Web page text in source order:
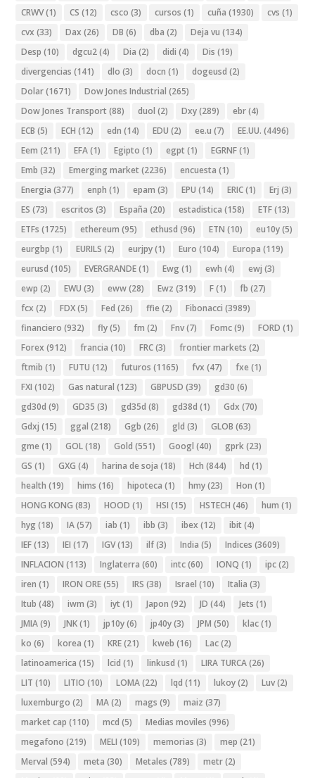
CRWV(1) CS (12) csco (3) cursos (1) cuña (1930) cvs (1)
cvx (33) Dax (26) DB (6) dba (2) Deja vu (134)
Desp (10) dgcu2(4) Dia (2) didi (4) Dis (19)
divergencias (141) dlo (3) docn (1) dogeusd (2)
Dolar(1671) Dow Jones Industrial (265)
Dow Jones Transport (88) duol (2) Dxy(289) ebr(4)
ECB (5) ECH (12) edn (14) EDU (2) ee.u (7) EE.UU. (4496)
Eem (211) EFA(1) Egipto (1) egpt (1) EGRNF(1)
Emb (32) Emerging market (2236) encuesta (1)
Energia (377) enph (1) epam (3) EPU (14) ERIC(1) Erj (3)
ES (73) escritos (3) España (20) estadistica (158) ETF(13)
ETFs (1725) ethereum (95) ethusd (96) ETN (10) eu10y(5)
eurgbp (1) EURILS (2) eurjpy(1) Euro (104) Europa (119)
eurusd (105) EVERGRANDE(1) Ewg (1) ewh (4) ewj (3)
ewp (2) EWU (3) eww(28) Ewz (319) F(1) fb (27)
fcx (2) FDX(5) Fed (26) ffie (2) Fibonacci (3989)
financiero (932) fly(5) fm (2) Fnv(7) Fomc(9) FORD (1)
Forex (912) francia (10) FRC(3) frontier markets (2)
ftmib (1) FUTU (12) futuros (1165) fvx (47) fxe (1)
FXI (102) Gas natural (123) GBPUSD (39) gd30 (6)
gd30d (9) GD35 (3) gd35d (8) gd38d (1) Gdx (70)
Gdxj (15) ggal (218) Ggb (26) gld (3) GLOB (63)
gme (1) GOL(18) Gold (551) Googl (40) gprk(23)
GS (1) GXG (4) harina de soja (18) Hch (844) hd (1)
health (19) hims (16) hipoteca (1) hmy(23) Hon (1)
HONG KONG (83) HOOD (1) HSI (15) HSTECH (46) hum (1)
hyg (18) IA(57) iab (1) ibb (3) ibex (12) ibit (4)
IEF(13) IEI (17) IGV(13) ilf(3) India (5) Indices (3609)
INFLACION (113) Inglaterra (60) intc(60) IONQ (1) ipc(2)
iren (1) IRON ORE(55) IRS (38) Israel (10) Italia (3)
Itub (48) iwm (3) iyt (1) Japon (92) JD (44) Jets (1)
JMIA(9) JNK(1) jp10y(6) jp40y(3) JPM (50) klac(1)
ko (6) korea (1) KRE(21) kweb (16) Lac(2)
latinoamerica (15) lcid (1) linkusd (1) LIRA TURCA(26)
LIT (10) LITIO (10) LOMA(22) lqd (11) lukoy(2) Luv(2)
luxemburgo (2) MA(2) mags (9) maiz (37)
market cap (110) mcd (5) Medias moviles (996)
megafono (219) MELI (109) memorias (3) mep (21)
Merval (594) meta (30) Metales (789) metr(2)